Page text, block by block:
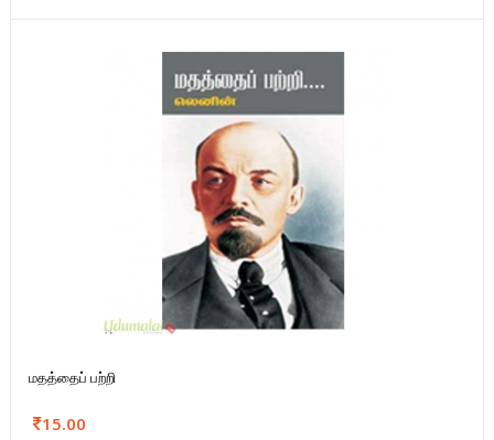
மதத்தைப் பற்றி
15.00